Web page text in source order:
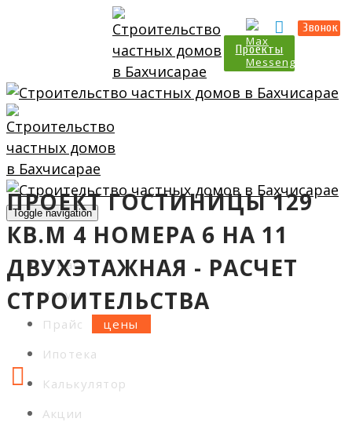
Проекты
Звонок
Toggle navigation
О нас
Услуги
Прайс
Ипотека
Калькулятор
Акции
ПРОЕКТ ГОСТИНИЦЫ 129
КВ.М 4 НОМЕРА 6 НА 11
ДВУХЭТАЖНАЯ - РАСЧЕТ
СТРОИТЕЛЬСТВА